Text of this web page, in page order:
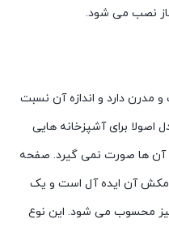
گاز نصب می شود.
مدرن دارد و اندازه آن نسبت
برای آشپزخانه هایی
ها صورت نمی گیرد. صفحه
مکش آن ایده آل است و یک
محسوب می شود. این نوع